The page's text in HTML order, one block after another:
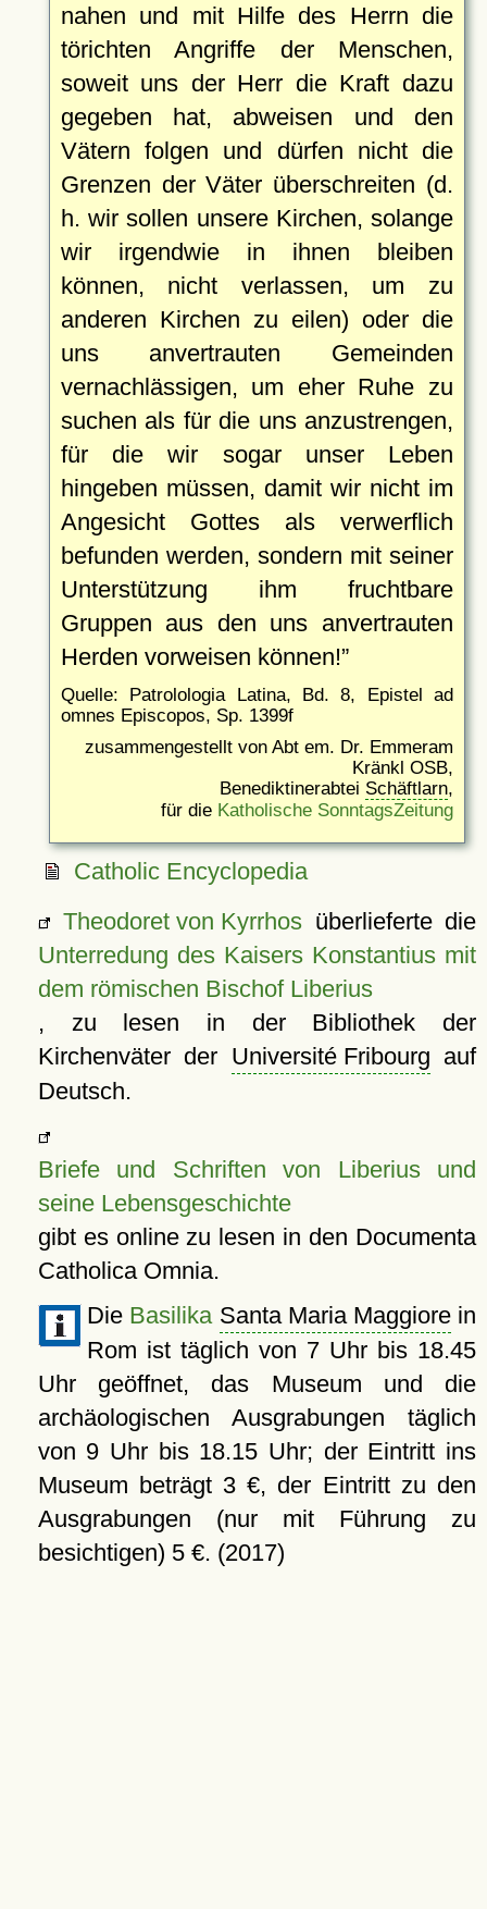
nahen und mit Hilfe des Herrn die
törichten Angriffe der Menschen,
soweit uns der Herr die Kraft dazu
gegeben hat, abweisen und den
Vätern folgen und dürfen nicht die
Grenzen der Väter überschreiten (d.
h. wir sollen unsere Kirchen, solange
wir irgendwie in ihnen bleiben
können, nicht verlassen, um zu
anderen Kirchen zu eilen) oder die
uns anvertrauten Gemeinden
vernachlässigen, um eher Ruhe zu
suchen als für die uns anzustrengen,
für die wir sogar unser Leben
hingeben müssen, damit wir nicht im
Angesicht Gottes als verwerflich
befunden werden, sondern mit seiner
Unterstützung ihm fruchtbare
Gruppen aus den uns anvertrauten
Herden vorweisen können!
Quelle: Patrolologia Latina, Bd. 8, Epistel ad
omnes Episcopos, Sp. 1399f
zusammengestellt von Abt em. Dr. Emmeram
Kränkl OSB,
Benediktinerabtei Schäftlarn,
für die Katholische SonntagsZeitung
Catholic Encyclopedia
Theodoret von Kyrrhos überlieferte die
Unterredung des Kaisers Konstantius mit
dem römischen Bischof Liberius
, zu lesen in der Bibliothek der
Kirchenväter der Université Fribourg auf
Deutsch.
Briefe und Schriften von Liberius und
seine Lebensgeschichte
gibt es online zu lesen in den Documenta
Catholica Omnia.
Die Basilika Santa Maria Maggiorein
Rom ist täglich von 7 Uhr bis 18.45
Uhr geöffnet, das Museum und die
archäologischen Ausgrabungen täglich
von 9 Uhr bis 18.15 Uhr; der Eintritt ins
Museum beträgt 3 €, der Eintritt zu den
Ausgrabungen (nur mit Führung zu
besichtigen) 5 €. (2017)